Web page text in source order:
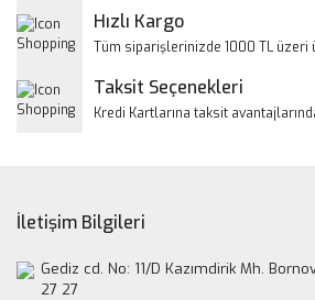
Bu ürüne benzer farklı alternatifler
Hızlı Kargo
Tüm siparişlerinizde 1000 TL üzeri
Taksit Seçenekleri
Kredi Kartlarına taksit
İletişim Bilgileri
Gediz cd. No: 11/D Kazımdirik Mh.
27 27